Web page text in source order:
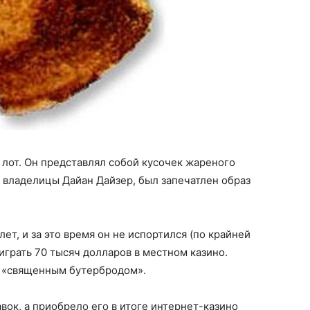
Он представлял собой кусочек жареного
Дайан Дайзер, был запечатлен образ
и за это время он не испортился (по крайней
70 тысяч долларов в местном казино.
«священным бутербродом».
а приобрело его в итоге интернет-казино